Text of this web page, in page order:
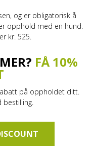
og er obligatorisk å
opphold med en hund.
kr. 525.
FÅ 10%
på oppholdet ditt.
bestilling.